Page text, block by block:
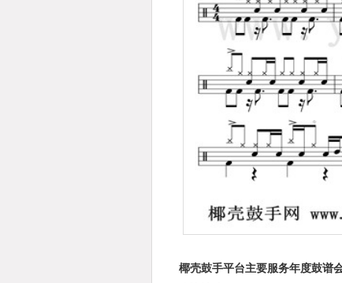
椰壳鼓手平台主要服务年度鼓谱